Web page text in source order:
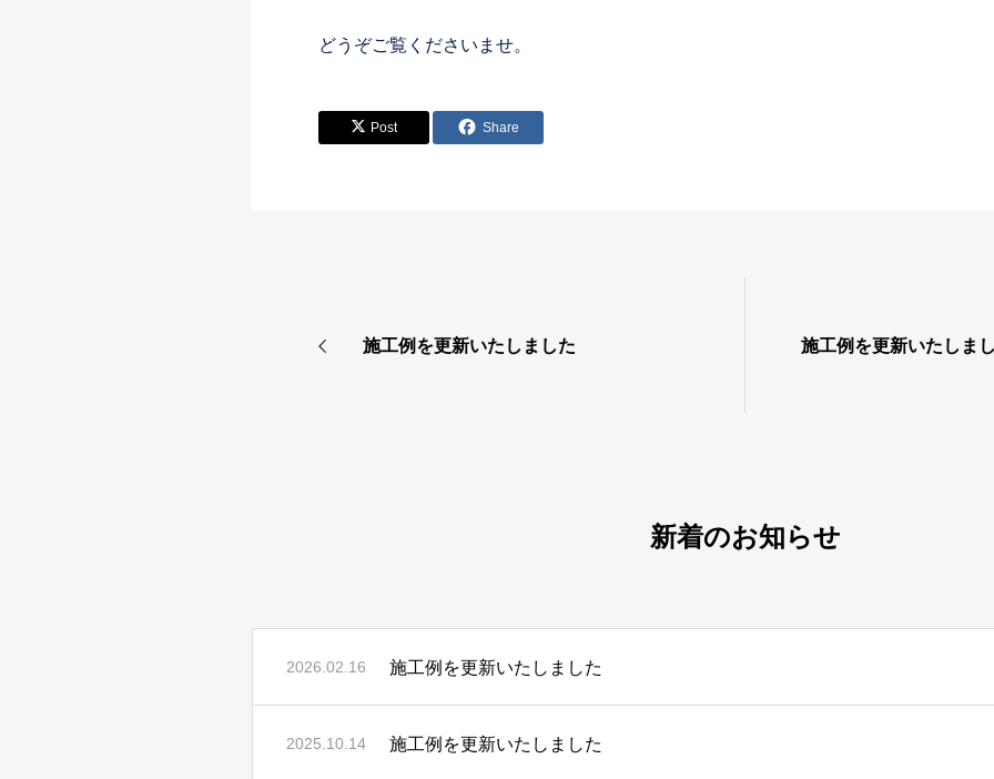
どうぞご覧くださいませ。
Post Share
施工例を更新いたしました 施工例を更新いたしま
新着のお知らせ
2026.02.16 施工例を更新いたしました
2025.10.14 施工例を更新いたしました